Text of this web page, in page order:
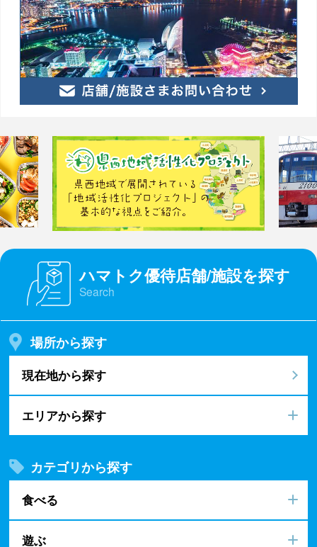
ハマトク優待店舗/施設を探す
Search
場所から探す
現在地から探す
エリアから探す
カテゴリから探す
食べる
遊ぶ